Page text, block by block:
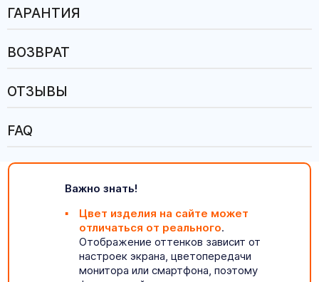
ГАРАНТИЯ
ВОЗВРАТ
ОТЗЫВЫ
FAQ
Важно знать!
Цвет изделия на сайте может
отличаться от реального.
Отображение оттенков зависит от
настроек экрана, цветопередачи
монитора или смартфона, поэтому